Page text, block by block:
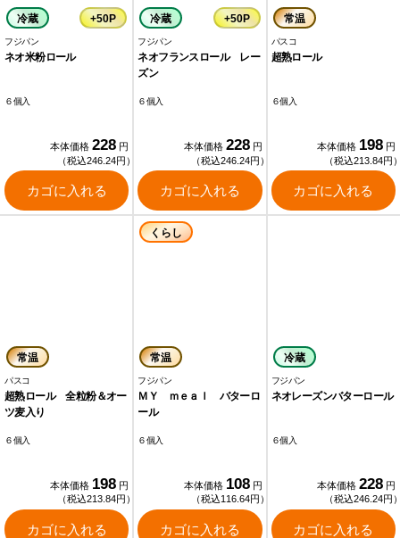
冷蔵 +50P
フジパン
ネオ米粉ロール
６個入
本体価格 228 円
（税込246.24円）
カゴに入れる
冷蔵 +50P
フジパン
ネオフランスロール レー
ズン
６個入
本体価格 228 円
（税込246.24円）
カゴに入れる
常温
パスコ
超熟ロール
６個入
本体価格 198 円
（税込213.84円
カゴに入れる
常温
パスコ
超熟ロール 全粒粉＆オー
ツ麦入り
６個入
本体価格 198 円
（税込213.84円）
カゴに入れる
くらし
常温
フジパン
ＭＹ ｍｅａｌ バターロ
ール
６個入
本体価格 108 円
（税込116.64円）
カゴに入れる
冷蔵
フジパン
ネオレーズンバターロール
６個入
本体価格 228 円
（税込246.24円
カゴに入れる